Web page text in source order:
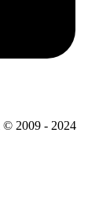
© 2009 - 2024